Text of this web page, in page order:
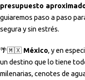
presupuesto
guiaremos paso a paso
segura y sin estrés.
🌴🇲🇽 México, y en
un destino que lo tiene
milenarias, cenotes de